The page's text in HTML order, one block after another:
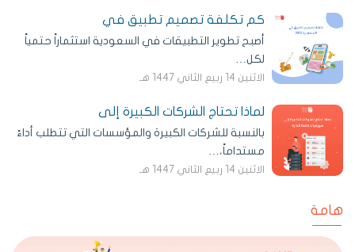
كم تكلفة تصميم تطبيق في
أصبح تطوير التطبيقات في السعودية استثماراً حتمياً
لكل…
الاثنين 14 ربيع الثاني 1447 هـ
لماذا تحتاج الشركات الكبيرة إلى
بالنسبة للشركات الكبيرة والمؤسسات التي تتطلب أداءً
مستداماً،…
الاثنين 14 ربيع الثاني 1447 هـ
هامة